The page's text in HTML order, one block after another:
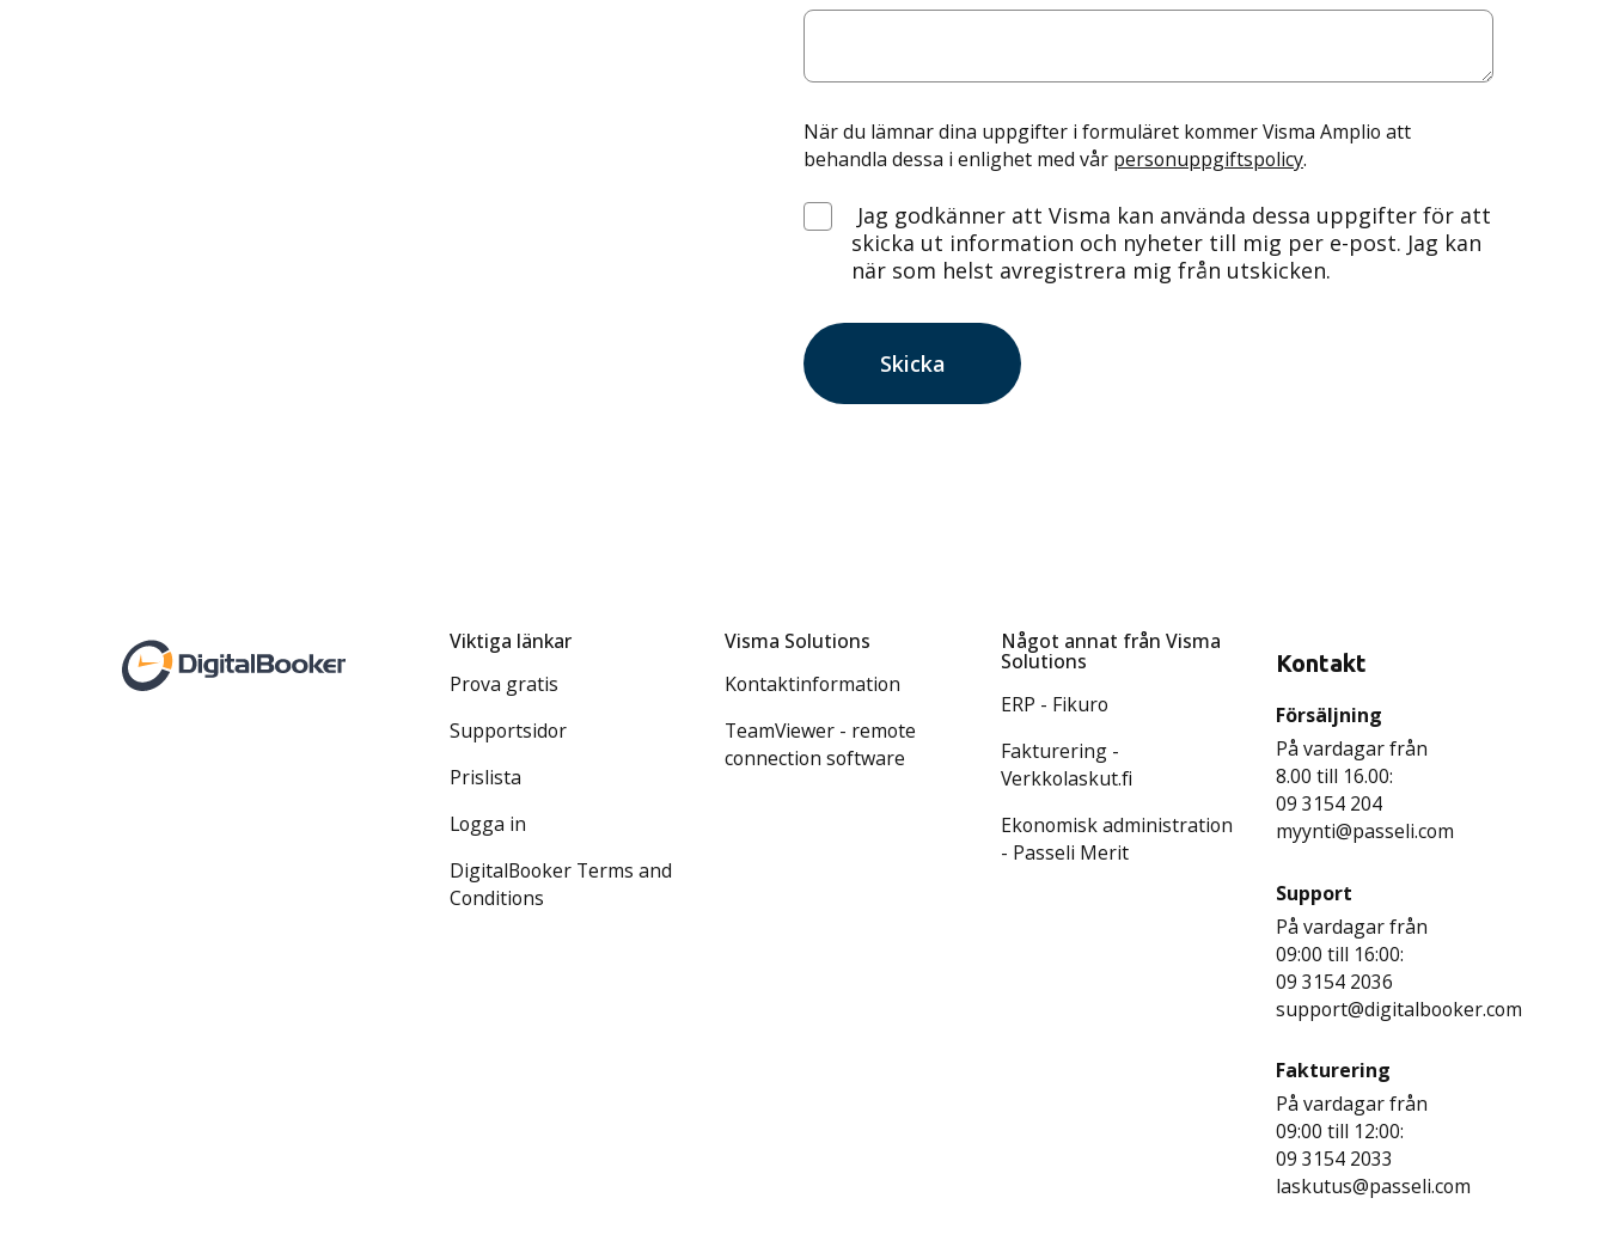
När du lämnar dina uppgifter i formuläret kommer Visma Amplio att
behandla dessa i enlighet med vår personuppgiftspolicy.
Jag godkänner att Visma kan använda dessa uppgifter för att
skicka ut information och nyheter till mig per e-post. Jag kan
när som helst avregistrera mig från utskicken.
Viktiga länkar
Prova gratis
Supportsidor
Prislista
Logga in
DigitalBooker Terms and
Conditions
Visma Solutions
Kontaktinformation
TeamViewer - remote
connection software
Något annat från Visma
Solutions
ERP - Fikuro
Fakturering -
Verkkolaskut.fi
Ekonomisk administration
- Passeli Merit
Kontakt
Försäljning
På vardagar från
8.00 till 16.00:
09 3154 204
myynti@passeli.com
Support
På vardagar från
09:00 till 16:00:
09 3154 2036
support@digitalbooker.com
Fakturering
På vardagar från
09:00 till 12:00:
09 3154 2033
laskutus@passeli.com